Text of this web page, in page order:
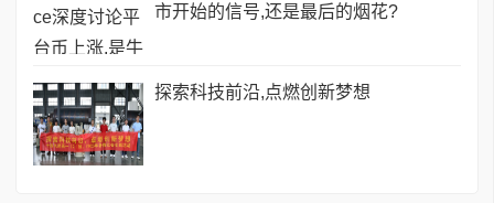
市开始的信号,还是最后的烟花?
探索科技前沿,点燃创新梦想